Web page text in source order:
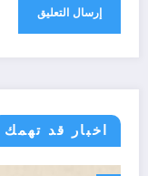
اخبار قد تهمك